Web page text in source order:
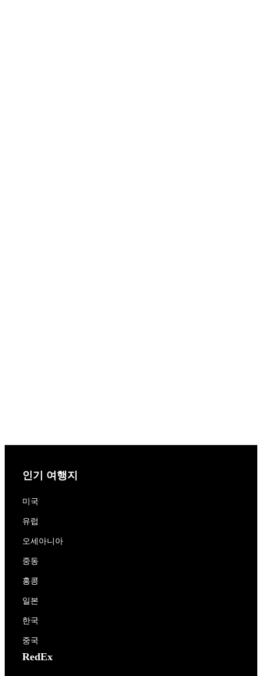
인기 여행지
미국
유럽
오세아니아
중동
홍콩
일본
한국
중국
RedEx